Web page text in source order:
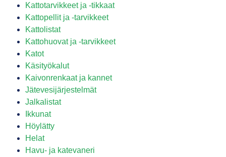
Kattotarvikkeet ja -tikkaat
Kattopellit ja -tarvikkeet
Kattolistat
Kattohuovat ja -tarvikkeet
Katot
Käsityökalut
Kaivonrenkaat ja kannet
Jätevesijärjestelmät
Jalkalistat
Ikkunat
Höylätty
Helat
Havu- ja katevaneri